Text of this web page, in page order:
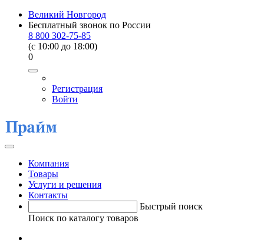
Великий Новгород
Бесплатный звонок по России
8 800 302-75-85
(c 10:00 до 18:00)
0
Регистрация
Войти
Компания
Товары
Услуги и решения
Контакты
Быстрый поиск
Поиск по каталогу товаров